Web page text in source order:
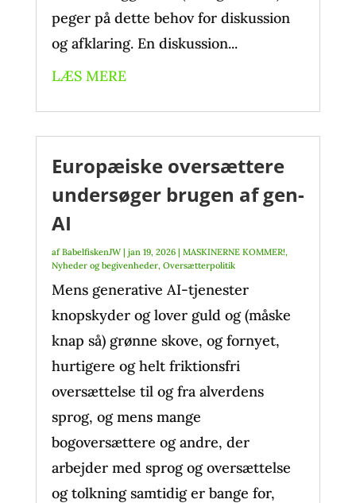
peger på dette behov for diskussion
og afklaring. En diskussion...
LÆS MERE
Europæiske oversættere
undersøger brugen af gen-
AI
afBabelfiskenJW| jan 19, 2026| MASKINERNE KOMMER!,
Nyheder og begivenheder, Oversætterpolitik
Mens generative AI-tjenester
knopskyder og lover guld og (måske
knap så) grønne skove, og fornyet,
hurtigere og helt friktionsfri
oversættelse til og fra alverdens
sprog, og mens mange
bogoversættere og andre, der
arbejder med sprog og oversættelse
og tolkning samtidig er bange for,